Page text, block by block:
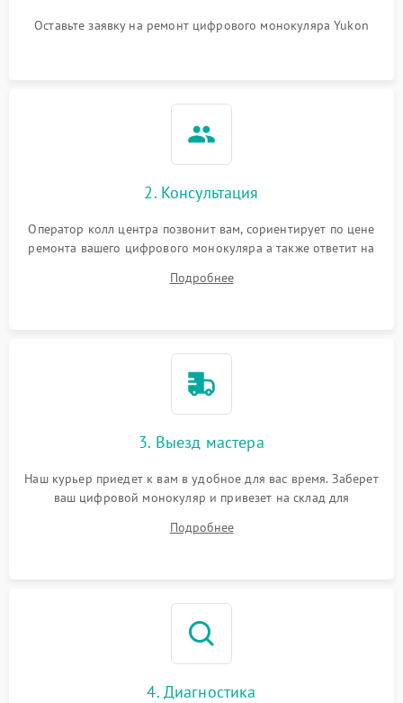
Оставьте заявку на ремонт цифрового монокуляра Yukon
2. Консультация
Оператор колл центра позвонит вам, сориентирует по цене
ремонта вашего цифрового монокуляра а также ответит на
Подробнее
3. Выезд мастера
Наш курьер приедет к вам в удобное для вас время. Заберет
ваш цифровой монокуляр и привезет на склад для
Подробнее
4. Диагностика